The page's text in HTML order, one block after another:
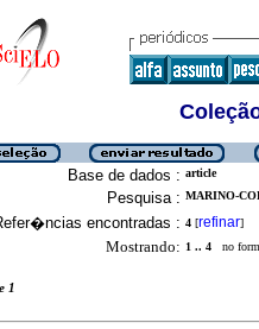
Base de dados : article
Pesquisa : MARINO-
encontradas : 4 [refinar]
Mostrando: 1 .. 4 no
1